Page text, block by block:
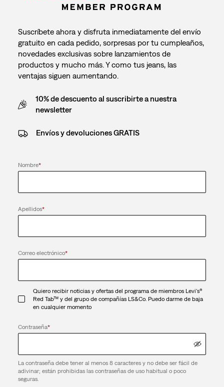
Suscríbete ahora y disfruta inmediatamente del envío
gratuito en cada pedido, sorpresas por tu cumpleaños,
novedades exclusivas sobre lanzamientos de
productos y mucho más. Y como tus jeans, las
ventajas siguen aumentando.
10% de descuento al suscribirte a nuestra
newsletter
Envíos y devoluciones GRATIS
Nombre*
Apellidos*
Correo electrónico*
Quiero recibir noticias y ofertas del programa de miembros Levi's®
Red Tab™ y del grupo de compañías LS&Co. Puedo darme de baja
en cualquier momento
Contraseña*
La contraseña debe tener al menos 8 caracteres y no debe ser fácil de
adivinar; están prohibidas las contraseñas de uso habitual o poco
seguras.